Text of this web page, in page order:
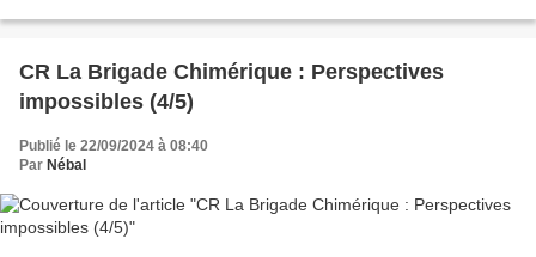
CR La Brigade Chimérique : Perspectives
impossibles (4/5)
Publié le 22/09/2024 à 08:40
Par Nébal